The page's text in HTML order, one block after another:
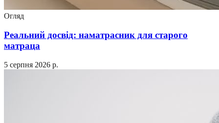
Огляд
Реальний досвід: наматрасник для старого
матраца
5 серпня 2026 р.